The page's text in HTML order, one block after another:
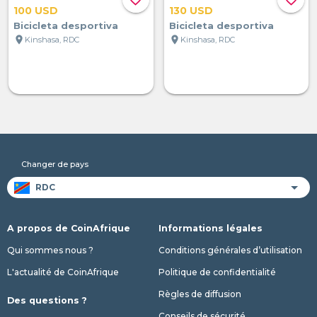
100 USD
Bicicleta desportiva
location_on Kinshasa, RDC
130 USD
Bicicleta desportiva
location_on Kinshasa, RDC
Changer de pays
A propos de CoinAfrique
Qui sommes nous ?
L'actualité de CoinAfrique
Des questions ?
Informations légales
Conditions générales d’utilisation
Politique de confidentialité
Règles de diffusion